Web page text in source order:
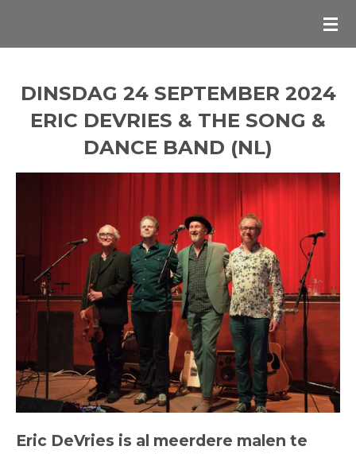
hoofdinhoud
DINSDAG 24 SEPTEMBER 2024
ERIC DEVRIES & THE SONG &
DANCE BAND (NL)
Eric DeVries is al meerdere malen te